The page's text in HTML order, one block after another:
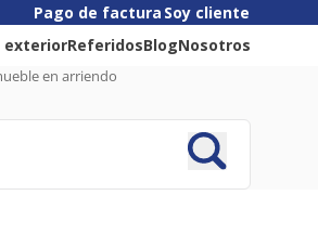
Pago de factura Soy cliente
exteriorReferidosBlogNosotros
en arriendo